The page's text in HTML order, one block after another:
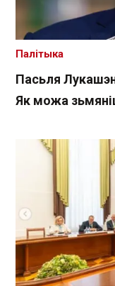
Пасьля
Як можа
Палітыка